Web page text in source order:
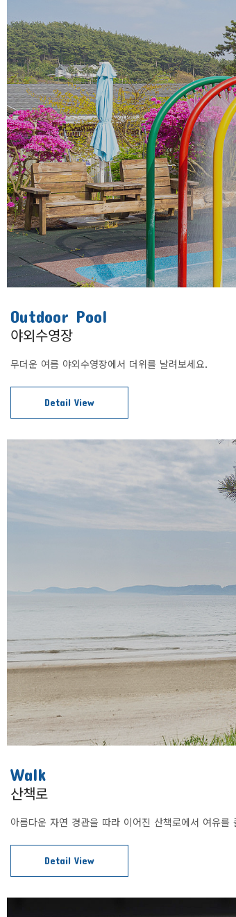
Outdoor Pool
야외수영장
무더운 여름 야외수영장에서 더위를 날려보세요.
Detail View
Walk
산책로
아름다운 자연 경관을 따라 이어진 산책로에서 여유를
Detail View